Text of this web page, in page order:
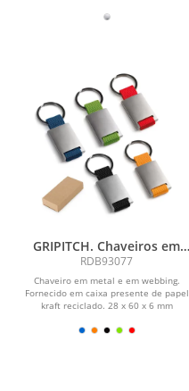
GRIPITCH. Chaveiros em
metal e em webbing
RDB93077
Chaveiro em metal e em webbing.
Fornecido em caixa presente de papel
kraft reciclado. 28 x 60 x 6 mm